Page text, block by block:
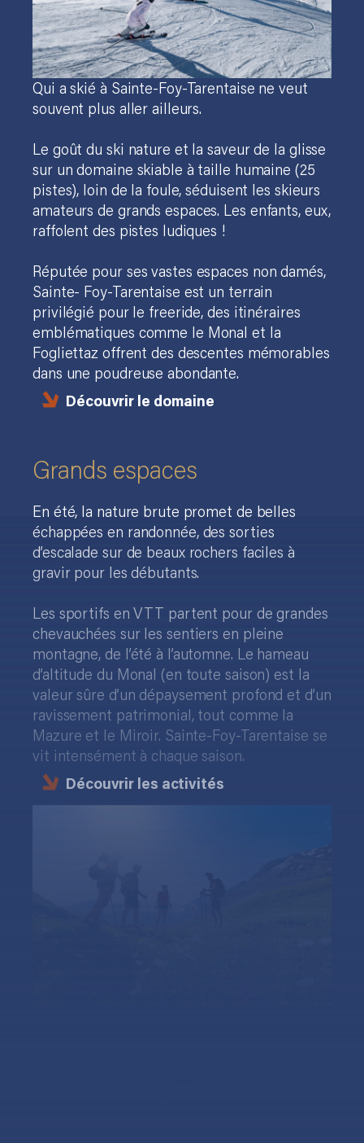
Qui a skié à Sainte-Foy-Tarentaise ne veut
souvent plus aller ailleurs.
Le goût du ski nature et la saveur de la glisse
sur un domaine skiable à taille humaine (25
pistes), loin de la foule, séduisent les skieurs
amateurs de grands espaces. Les enfants, eux,
raffolent des pistes ludiques !
Réputée pour ses vastes espaces non damés,
Sainte- Foy-Tarentaise est un terrain
privilégié pour le freeride, des itinéraires
emblématiques comme le Monal et la
Fogliettaz offrent des descentes mémorables
dans une poudreuse abondante.
Découvrir le domaine
Grands espaces
En été, la nature brute promet de belles
échappées en randonnée, des sorties
d’escalade sur de beaux rochers faciles à
gravir pour les débutants.
Les sportifs en VTT partent pour de grandes
chevauchées sur les sentiers en pleine
montagne, de l’été à l’automne. Le hameau
d’altitude du Monal (en toute saison) est la
valeur sûre d’un dépaysement profond et d’un
ravissement patrimonial, tout comme la
Mazure et le Miroir. Sainte-Foy-Tarentaise se
vit intensément à chaque saison.
Découvrir les activités